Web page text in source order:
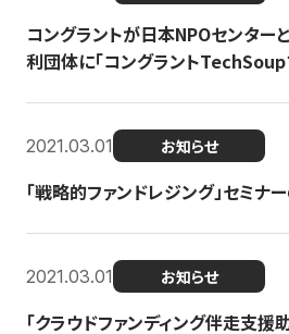
コングラントが日本NPOセンター
利団体に「コングラント
2021.03.01 お知らせ
「戦略的ファンドレジング」セミナ
2021.03.01 お知らせ
「クラウドファンディング伴走支